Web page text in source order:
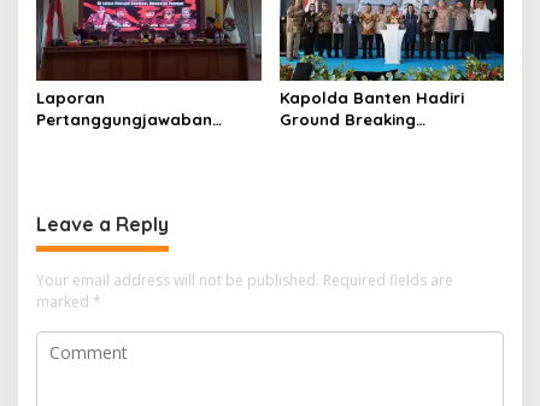
Laporan
Pertanggungjawaban
Kapolda Banten Hadiri
Ground Breaking
Leave a Reply
Your email address will not be published. Required fields are
marked *